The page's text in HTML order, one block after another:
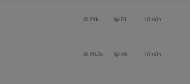
21k 51 10 หน้า
20.5k 49 10 หน้า